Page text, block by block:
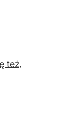
też,